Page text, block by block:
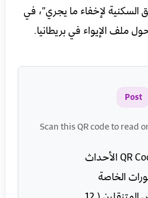
السكنية لإخفاء ما يجري”، في
ملف الإيواء في بريطانيا.
Post
Scan this QR code to read